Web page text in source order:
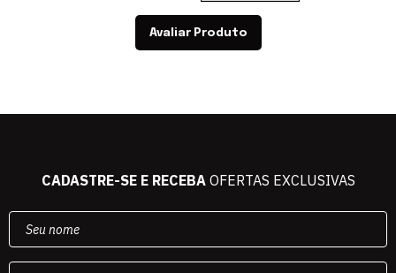
Avaliar Produto
CADASTRE-SE E RECEBAOFERTAS EXCLUSIVAS